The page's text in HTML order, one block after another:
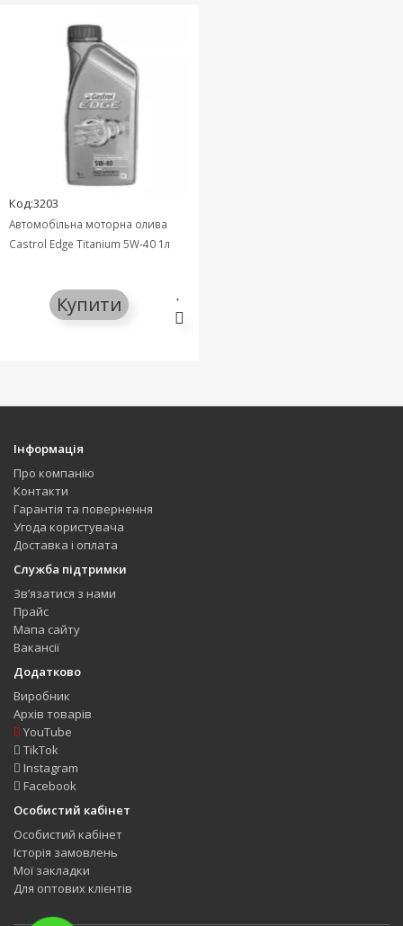
Код:3203
Автомобільна моторна олива
Castrol Edge Titanium 5W-40 1л
Купити
Інформація
Про компанію
Контакти
Гарантія та повернення
Угода користувача
Доставка і оплата
Служба підтримки
Зв’язатися з нами
Прайс
Мапа сайту
Вакансії
Додатково
Виробник
Архів товарів
YouTube
TikTok
Instagram
Facebook
Особистий кабінет
Особистий кабінет
Історія замовлень
Мої закладки
Для оптових клієнтів